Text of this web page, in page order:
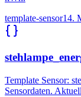
template-sensor14.
Template Sensor:
Sensordaten.